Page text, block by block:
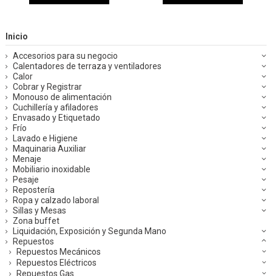
Inicio
Accesorios para su negocio
Calentadores de terraza y ventiladores
Calor
Cobrar y Registrar
Monouso de alimentación
Cuchillería y afiladores
Envasado y Etiquetado
Frío
Lavado e Higiene
Maquinaria Auxiliar
Menaje
Mobiliario inoxidable
Pesaje
Repostería
Ropa y calzado laboral
Sillas y Mesas
Zona buffet
Liquidación, Exposición y Segunda Mano
Repuestos
Repuestos Mecánicos
Repuestos Eléctricos
Repuestos Gas